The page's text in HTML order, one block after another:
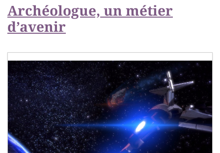
Archéologue, un métier
d’avenir